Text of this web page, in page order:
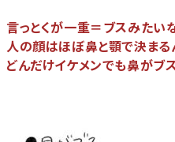
言っとくが一重＝ブスみたい
人の顔はほぼ鼻と顎で決まる
どんだけイケメンでも鼻がブ